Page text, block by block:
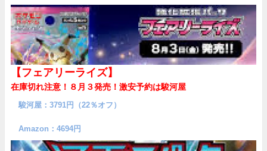
【フェアリーライズ】
在庫切れ注意！８月３発売！ 激安予約は駿河屋
駿河屋：3791円（22％オフ）
Amazon：4694円